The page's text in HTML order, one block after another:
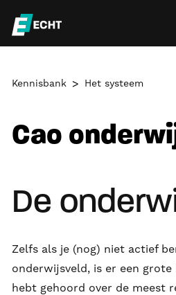
Kennisbank Het systeem
Cao
De
Zelfs als je (nog) niet actief
onderwijsveld, is er een grote
hebt gehoord over de meest